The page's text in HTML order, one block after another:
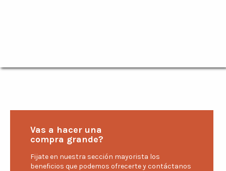
Vas a hacer una
compra grande?
Fijate en nuestra sección mayorista los
beneficios que podemos ofrecerte y contáctanos